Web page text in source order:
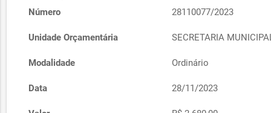
Número 28110077/2023
Unidade Orçamentária SECRETARIA
Modalidade Ordinário
Data 28/11/2023